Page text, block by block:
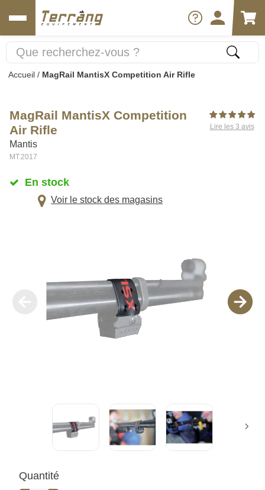
Accueil / MagRail MantisX Competition Air Rifle
MagRail MantisX Competition
Air Rifle
Mantis
MT.2017
Lire les 3 avis
En stock
Voir le stock des magasins
Quantité